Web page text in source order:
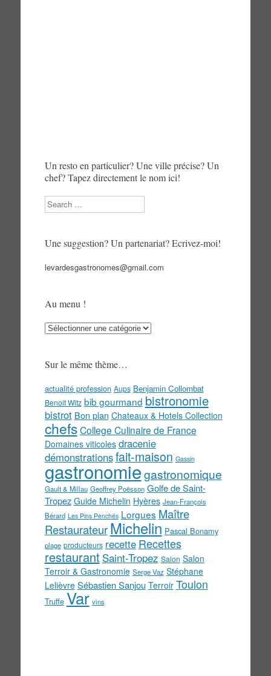
Un resto en particulier? Une ville précise? Un
chef? Tapez directement le nom ici!
Search
Une suggestion? Un partenariat? Ecrivez-moi!
levardesgastronomes@gmail.com
Au menu !
Au
Sur le même thème…
actualité profession Aups Benjamin Collombat
Benoit Witz bib gourmand bistronomie
bistrot Bon plan Chateaux & Hotels Collection
chefs College Culinaire de France
Domaines viticoles dracenie
démonstrationsfait-maison Gassin
gastronomiegastronomique
Gault & Millau Geoffrey Poësson Golfe de Saint-
Tropez Guide Michelin Hyères Jean-François
Bérard Les Pins Penchés Lorgues Maître
Restaurateur Michelin Pascal Bonamy
plage producteurs recette Recettes
restaurant Saint-Tropez Salon Salon
Terroir & Gastronomie Serge Vaz Stéphane
Lelièvre Sébastien Sanjou Terroir Toulon
Truffe Var vins